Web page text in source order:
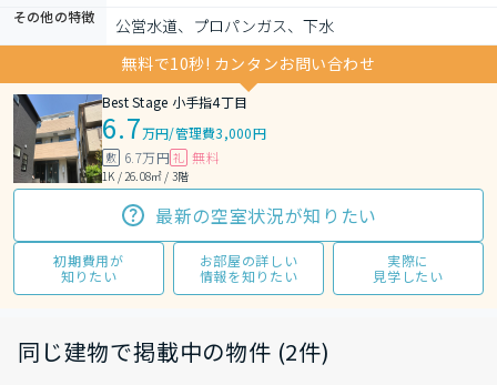
その他の特徴
公営水道、プロパンガス、下水
無料で10秒! カンタンお問い合わせ
Best Stage 小手指4丁目
6.7万円/管理費3,000円
敷 6.7万円 礼 無料
1K / 26.08㎡ / 3階
最新の空室状況が知りたい
初期費用が
知りたい
お部屋の詳しい
情報を知りたい
実際に
見学したい
同じ建物で掲載中の物件 (2件)